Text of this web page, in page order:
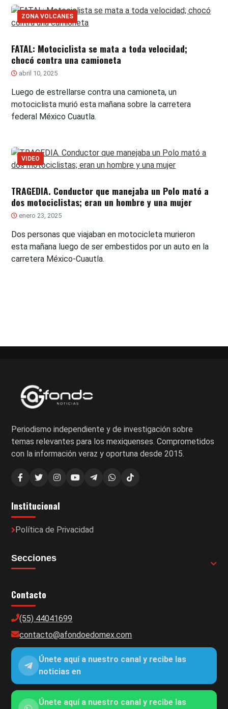
ZONA VOLCANES
FATAL: Motociclista se mata a toda velocidad;
chocó contra una camioneta
abril 10, 2025
Luego de estrellarse contra una camioneta, un
motociclista murió esta mañana sobre la carretera
federal México Cuautla.
VIDEO
TRAGEDIA. Conductor que manejaba un Polo mató a
dos motociclistas; eran un hombre y una mujer
enero 23, 2025
Dos personas que viajaban en motocicleta murieron
esta mañana luego de ser embestidos por un auto en la
carretera México-Cuautla.
entradas
Periodismo independiente y de investigación sobre
temas relevantes para los mexiquenses. Comprometidos
con la información veraz y oportuna desde 2015.
Institucional
Política de Privacidad
Secciones
Contacto
(55) 44041699
contacto@afondoedomex.com
Únete aquí a nuestro canal y recibe las
noticias en
Únete aquí a nuestro canal y recibe las